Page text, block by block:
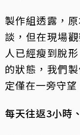
製作組透露，
談，但在現場
人已經瘦到脫
的狀態，我們
定僅在一旁守望
每天往返3小時